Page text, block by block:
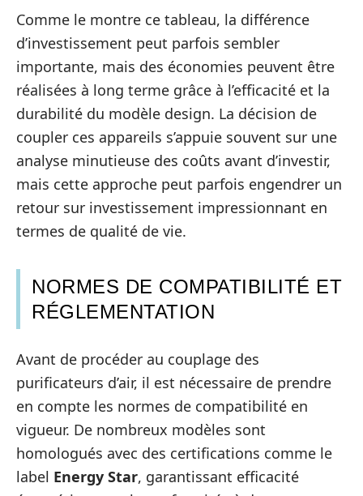
Comme le montre ce tableau, la différence
d’investissement peut parfois sembler
importante, mais des économies peuvent être
réalisées à long terme grâce à l’efficacité et la
durabilité du modèle design. La décision de
coupler ces appareils s’appuie souvent sur une
analyse minutieuse des coûts avant d’investir,
mais cette approche peut parfois engendrer un
retour sur investissement impressionnant en
termes de qualité de vie.
NORMES DE COMPATIBILITÉ ET
RÉGLEMENTATION
Avant de procéder au couplage des
purificateurs d’air, il est nécessaire de prendre
en compte les normes de compatibilité en
vigueur. De nombreux modèles sont
homologués avec des certifications comme le
label Energy Star, garantissant efficacité